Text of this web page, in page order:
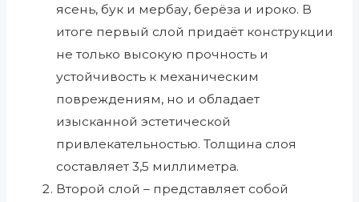
ясень, бук и мербау, берёза и ироко. В
итоге первый слой придаёт конструкции
не только высокую прочность и
устойчивость к механическим
повреждениям, но и обладает
изысканной эстетической
привлекательностью. Толщина слоя
составляет 3,5 миллиметра.
Второй слой – представляет собой